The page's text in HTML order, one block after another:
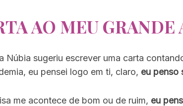
AO MEU GRANDE
Núbia sugeriu escrever uma carta
eu pensei logo em ti, claro, eu penso
me acontece de bom ou de ruim, eu